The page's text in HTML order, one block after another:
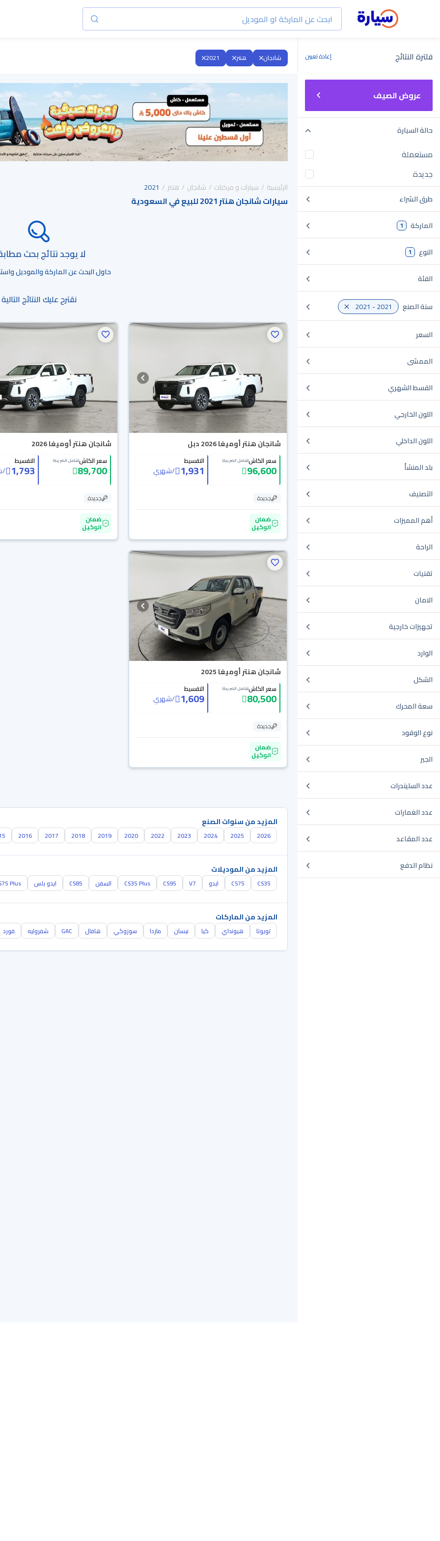
فلترة النتائج إعادة تعيين
عروض الصيف
حالة السيارة
مستعملة
جديدة
طرق الشراء
الماركة 1
النوع 1
الفئة
سنة الصنع 2021 - 2021
السعر
الممشى
القسط الشهري
اللون الخارجي
اللون الداخلي
بلد المنشأ
التصنيف
أهم المميزات
الراحة
تقنيات
الامان
تجهيزات خارجية
الوارد
الشكل
سعة المحرك
نوع الوقود
الجير
عدد السليندرات
عدد الغمارات
عدد المقاعد
نظام الدفع
شانجان هنتر 2021
الرئيسية سيارات و مركبات شانجان هنتر 2021
سيارات شانجان هنتر 2021 للبيع في السعودية
لا يوجد نتائج بحث
حاول البحث عن الماركة والموديل
نقترح عليك النتائج التالية
شانجان هنتر أوميغا 2026 دبل
سعر الكاش(شامل الضريبة)
96,600
التقسيط
1,931
/شهري
جديدة
ضمان
الوكيل
شانجان هنتر أوميغا 2026
سعر الكاش(شامل الضريبة)
89,700
التقسيط
1,793
/
جديدة
ضمان
الوكيل
شانجان هنتر أوميغا 2025
سعر الكاش(شامل الضريبة)
80,500
التقسيط
1,609
/شهري
جديدة
ضمان
الوكيل
المزيد من سنوات الصنع
2026
2025
2024
2023
2022
2020
2019
2018
2017
2016
المزيد من الموديلات
CS35
CS75 ايدو V7
CS95
CS35 Plus السفن CS85 ايدو بلس Plus
المزيد من الماركات
تويوتا هيونداي كيا نيسان مازدا سوزوكي هافال GAC شفروليه فورد